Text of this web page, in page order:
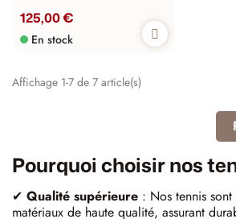
125,00 €
En stock
Affichage 1-7 de 7 article(s)
Pourquoi choisir nos
✔ Qualité supérieure : Nos tennis
matériaux de haute qualité, assurant